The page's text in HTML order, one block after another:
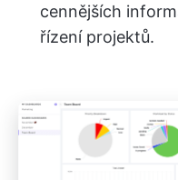
cennějších
řízení projektů.